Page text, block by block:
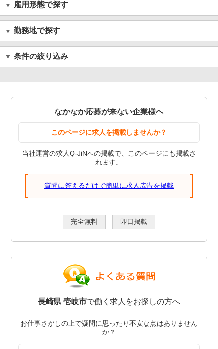
雇用形態で探す
勤務地で探す
条件の絞り込み
なかなか応募が来ない企業様へ
このページに求人を掲載しませんか？
当社運営の求人Q-JiNへの掲載で、このページにも掲載さ
れます。
質問に答えるだけで簡単に求人広告を掲載
完全無料 即日掲載
長崎県 壱岐市で働く求人をお探しの方へ
お仕事さがしの上で疑問に思ったり不安な点はありません
か？